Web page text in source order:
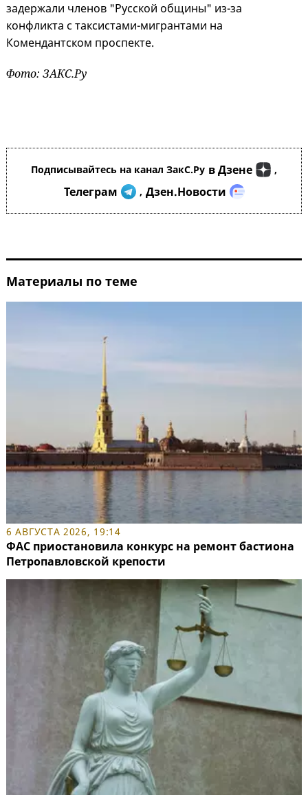
задержали членов "Русской общины" из-за
конфликта с таксистами-мигрантами на
Комендантском проспекте.
Фото: ЗАКС.Ру
Подписывайтесь на канал ЗакС.Ру в Дзене ,
Телеграм , Дзен.Новости
Материалы по теме
6 АВГУСТА 2026, 19:14
ФАС приостановила конкурс на ремонт бастиона
Петропавловской крепости